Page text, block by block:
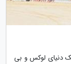
یک دنیای لوکس و بی